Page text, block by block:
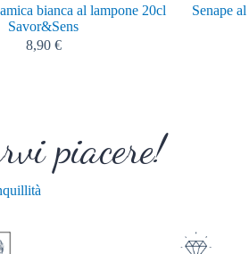
bianca al lampone 20cl
Savor&Sens
8,90 €
Senape
piacere!